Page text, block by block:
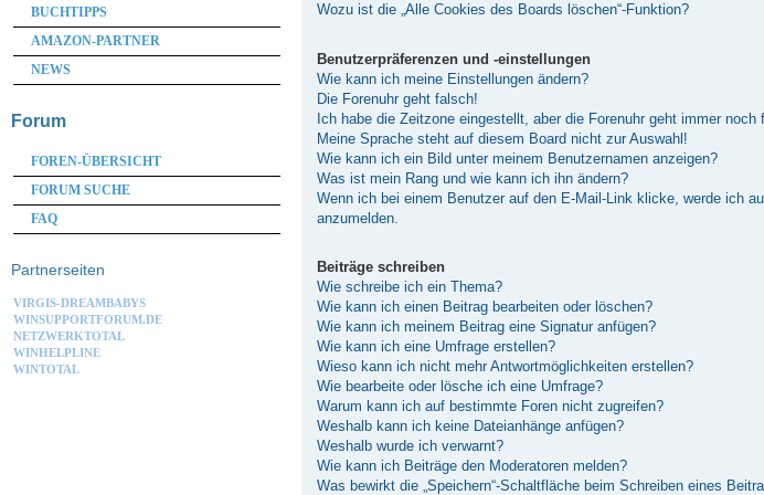
Wozu ist die „Alle Cookies des Boards löschen“-Funktion?
Benutzerpräferenzen und -einstellungen
Wie kann ich meine Einstellungen ändern?
Die Forenuhr geht falsch!
Ich habe die Zeitzone eingestellt, aber die Forenuhr geht immer noch
Meine Sprache steht auf diesem Board nicht zur Auswahl!
Wie kann ich ein Bild unter meinem Benutzernamen anzeigen?
Was ist mein Rang und wie kann ich ihn ändern?
Wenn ich bei einem Benutzer auf den E-Mail-Link klicke, werde ich
anzumelden.
Beiträge schreiben
Wie schreibe ich ein Thema?
Wie kann ich einen Beitrag bearbeiten oder löschen?
Wie kann ich meinem Beitrag eine Signatur anfügen?
Wie kann ich eine Umfrage erstellen?
Wieso kann ich nicht mehr Antwortmöglichkeiten erstellen?
Wie bearbeite oder lösche ich eine Umfrage?
Warum kann ich auf bestimmte Foren nicht zugreifen?
Weshalb kann ich keine Dateianhänge anfügen?
Weshalb wurde ich verwarnt?
Wie kann ich Beiträge den Moderatoren melden?
Was bewirkt die „Speichern“-Schaltfläche beim Schreiben eines
BUCHTIPPS
AMAZON-PARTNER
NEWS
Forum
FOREN-ÜBERSICHT
FORUM SUCHE
FAQ
Partnerseiten
VIRGIS-DREAMBABYS
WINSUPPORTFORUM.DE
NETZWERKTOTAL
WINHELPLINE
WINTOTAL